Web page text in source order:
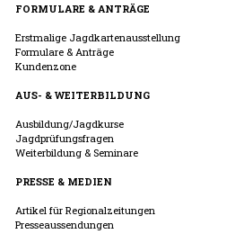
FORMULARE & ANTRÄGE
Erstmalige Jagdkartenausstellung
Formulare & Anträge
Kundenzone
AUS- & WEITERBILDUNG
Ausbildung/Jagdkurse
Jagdprüfungsfragen
Weiterbildung & Seminare
PRESSE & MEDIEN
Artikel für Regionalzeitungen
Presseaussendungen